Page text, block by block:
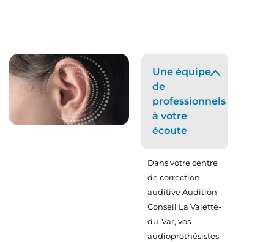
Une équipe
de
professionnels
à votre
écoute
Dans votre centre
de correction
auditive Audition
Conseil La Valette-
du-Var, vos
audioprothésistes